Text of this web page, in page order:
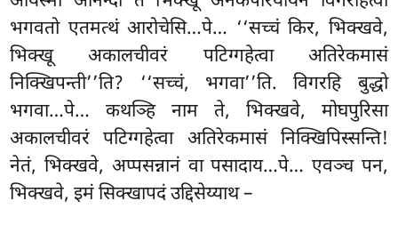
भगवतो एतमत्थं आरोचेसि…पे… ‘‘सच्चं किर, भिक्खवे,
भिक्खू अकालचीवरं पटिग्गहेत्वा अतिरेकमासं
निक्खिपन्ती’’ति? ‘‘सच्चं, भगवा’’ति. विगरहि बुद्धो
भगवा…पे… कथञ्हि नाम ते, भिक्खवे, मोघपुरिसा
अकालचीवरं पटिग्गहेत्वा अतिरेकमासं निक्खिपिस्सन्ति!
नेतं, भिक्खवे, अप्पसन्नानं वा पसादाय…पे… एवञ्च पन,
भिक्खवे, इमं सिक्खापदं उद्दिसेय्याथ –